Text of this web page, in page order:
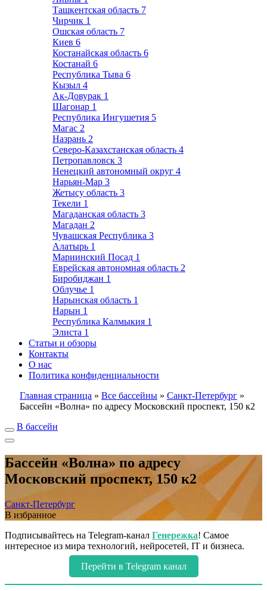
Ташкентская область 7
Чирчик 1
Ошская область 7
Киев 6
Костанайская область 6
Костанай 6
Республика Тыва 6
Кызыл 4
Ак-Довурак 1
Шагонар 1
Республика Ингушетия 5
Магас 2
Назрань 2
Северо-Казахстанская область 4
Петропавловск 3
Ненецкий автономный округ 4
Нарьян-Мар 3
Жетысу область 3
Текели 1
Магаданская область 3
Магадан 2
Чувашская Республика 3
Алатырь 1
Мариинский Посад 1
Еврейская автономная область 2
Биробиджан 1
Облучье 1
Нарынская область 1
Нарын 1
Республика Калмыкия 1
Элиста 1
Статьи и обзоры
Контакты
О нас
Политика конфиденциальности
Главная страница » Все бассейны » Санкт-Петербург »
Бассейн «Волна» по адресу Московский проспект, 150 к2
В бассейн
Бассейн «Волна» по адресу
Московский проспект, 150 к2
Санкт-Петербург
В избранное
Подписывайтесь на Telegram-канал Генережка! Самое
интересное из мира технологий, нейросетей, IT и бизнеса.
Перейти в Telegram канал